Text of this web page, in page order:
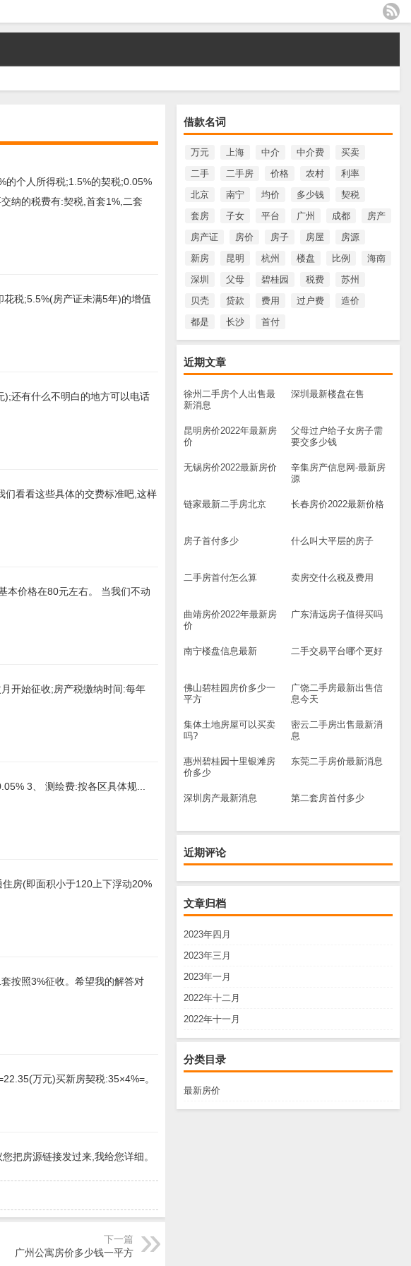
借款名词
万元 上海 中介 中介费
买卖
二手
二手房 价格 农村
利率
北京
南宁 均价 多少钱
契税
套房
子女 平台 广州 成都
房产
房产证
房价 房子 房屋
房源
新房
昆明 杭州 楼盘 比例
海南
深圳
父母 碧桂园 税费
苏州
贝壳
贷款 费用 过户费
造价
都是
长沙 首付
近期文章
徐州二手房个人出售最
新消息
深圳最新楼盘在售
昆明房价2022年最新房
价
父母过户给子女房子需
要交多少钱
无锡房价2022最新房价
辛集房产信息网-最新房
源
链家最新二手房北京 长春房价2022最新价格
房子首付多少 什么叫大平层的房子
二手房首付怎么算 卖房交什么税及费用
曲靖房价2022年最新房
价
广东清远房子值得买吗
南宁楼盘信息最新 二手交易平台哪个更好
佛山碧桂园房价多少一
平方
广饶二手房最新出售信
息今天
集体土地房屋可以买卖
吗?
密云二手房出售最新消
息
惠州碧桂园十里银滩房
价多少
东莞二手房价最新消息
深圳房产最新消息 第二套房首付多少
近期评论
文章归档
2023年四月
2023年三月
2023年一月
2022年十二月
2022年十一月
分类目录
最新房价
的个人所得税;1.5%的契税;0.05%
纳的税费有:契税,首套1%,二套
税;5.5%(房产证未满5年)的增值
还有什么不明白的地方可以电话
们看看这些具体的交费标准吧,这样
本价格在80元左右。 当我们不动
开始征收;房产税缴纳时间:每年
3、 测绘费:按各区具体规...
房(即面积小于120上下浮动20%
按照3%征收。希望我的解答对
万元)买新房契税:35×4%=。
把房源链接发过来,我给您详细。
下一篇
广州公寓房价多少钱一平方